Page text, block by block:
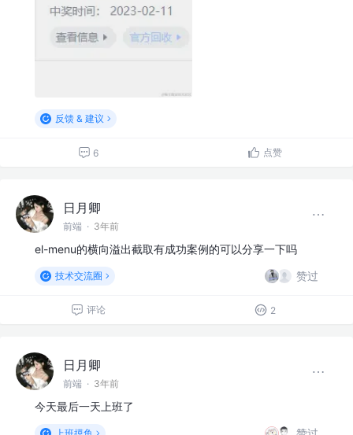
反馈 & 建议
6 点赞
日月卿
前端 · 3年前
el-menu的横向溢出截取有成功案例的可以分享一下吗
技术交流圈 赞过
评论 2
日月卿
前端 · 3年前
今天最后一天上班了